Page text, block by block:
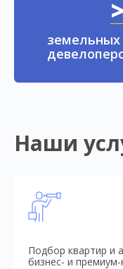
земельных
Наши
Подбор квартир и
бизнес- и премиум-